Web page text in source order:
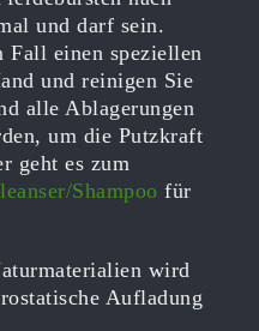
und darf sein.
Fall einen speziellen
und reinigen Sie
alle Ablagerungen
um die Putzkraft
geht es zum
Shampoo für
wird
Aufladung